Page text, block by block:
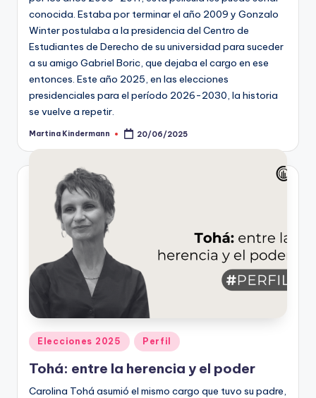
conocida. Estaba por terminar el año 2009 y Gonzalo
Winter postulaba a la presidencia del Centro de
Estudiantes de Derecho de su universidad para suceder
a su amigo Gabriel Boric, que dejaba el cargo en ese
entonces. Este año 2025, en las elecciones
presidenciales para el período 2026-2030, la historia
se vuelve a repetir.
Publicado
Martina Kindermann 20/06/2025
Publicado
en
Elecciones 2025 Perfil
Tohá: entre la herencia y el poder
Carolina Tohá asumió el mismo cargo que tuvo su padre,